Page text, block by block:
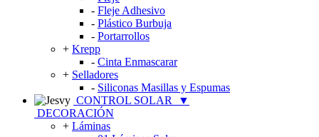
- Fleje Adhesivo
- Plástico Burbuja
- Portarrollos
+ Krepp
- Cinta Enmascarar
+ Selladores
- Siliconas Masillas y Espumas
CONTROL SOLAR
▼
DECORACIÓN
+ Láminas